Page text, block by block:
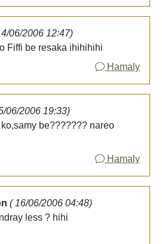
06/2006 12:47)
Fiffi be resaka ihihihihi
Hamaly
06/2006 19:33)
be??????? nareo
Hamaly
( 16/06/2006 04:48)
less ? hihi